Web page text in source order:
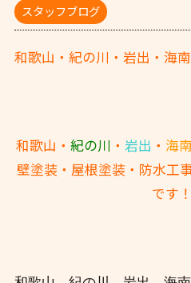
スタッフブログ
和歌山・紀の川・岩出・海南
和歌山・ 紀の川 ・ 岩出 ・ 海南
壁塗装・屋根塗装・防水工
です